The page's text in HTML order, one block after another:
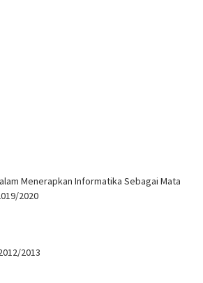
Menerapkan Informatika Sebagai Mata
2020
2013